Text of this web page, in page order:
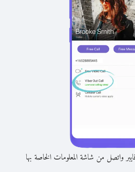
واتصل من شاشة المعلومات الخاصة بها